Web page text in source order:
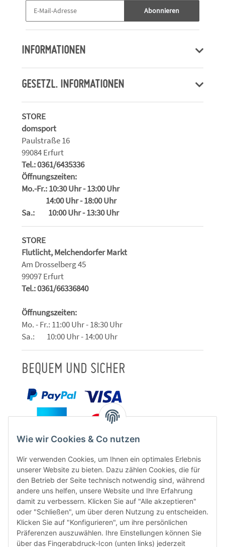
Abonnieren
INFORMATIONEN
GESETZL. INFORMATIONEN
STORE
domsport
Paulstraße 16
99084 Erfurt
Tel.: 0361/6435336
Öffnungszeiten:
Mo.-Fr.: 10:30 Uhr - 13:00 Uhr
14:00 Uhr - 18:00 Uhr
Sa.: 10:00 Uhr - 13:30 Uhr
STORE
Flutlicht, Melchendorfer Markt
Am Drosselberg 45
99097 Erfurt
Tel.: 0361/66336840
Öffnungszeiten:
Mo. - Fr.: 11:00 Uhr - 18:30 Uhr
Sa.: 10:00 Uhr - 14:00 Uhr
BEQUEM UND SICHER
FÜR EUCH UNTERWEGS
Wie wir Cookies & Co nutzen
Wir verwenden Cookies, um Ihnen ein optimales Erlebnis
unserer Website zu bieten. Dazu zählen Cookies, die für
den Betrieb der Seite technisch notwendig sind, während
andere uns helfen, unsere Website und Ihre Erfahrung
damit zu verbessern. Klicken Sie auf "Alle akzeptieren"
oder "Schließen", um über deren Nutzung zu entscheiden.
Klicken Sie auf "Konfigurieren", um ihre persönlichen
Präferenzen auszuwählen. Ihre Einstellungen können Sie
über das Fingerabdruck-Icon (unten links) jederzeit